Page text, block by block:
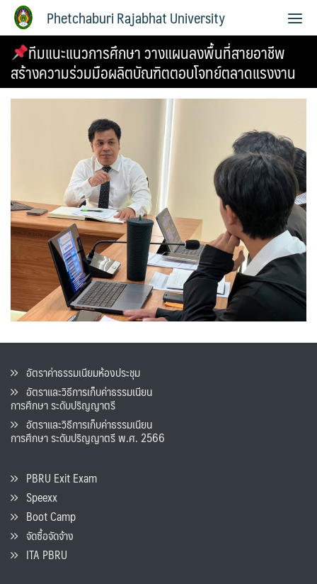
Phetchaburi Rajabhat University
ทีมแนะแนวการศึกษา วางแผนลงพื้นที่สายอาชีพ
สร้างความร่วมมือผลิตบัณฑิตตอบโจทย์ตลาดแรงงาน
อัตราค่าธรรมเนียมห้องประชุม
อัตราและวิธีการเก็บค่าธรรมเนียน
การศึกษา ระดับปริญญาตรี
อัตราและวิธีการเก็บค่าธรรมเนียน
การศึกษา ระดับปริญญาตรี พ.ศ. 2566
PBRU Exit Exam
Speexx
Boot Camp
จัดซื้อจัดจ้าง
ITA PBRU